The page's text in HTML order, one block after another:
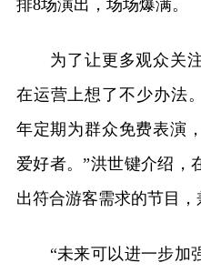
排8场演出，场场爆满。
为了让更多观众关注
在运营上想了不少办法
年定期为群众免费表演
爱好者。”洪世键介绍，
出符合游客需求的节目，
“未来可以进一步加